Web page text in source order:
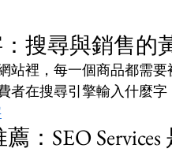
：搜尋與銷售的
站裡，每一個商品都需
在搜尋引擎輸入什麼字
：SEO